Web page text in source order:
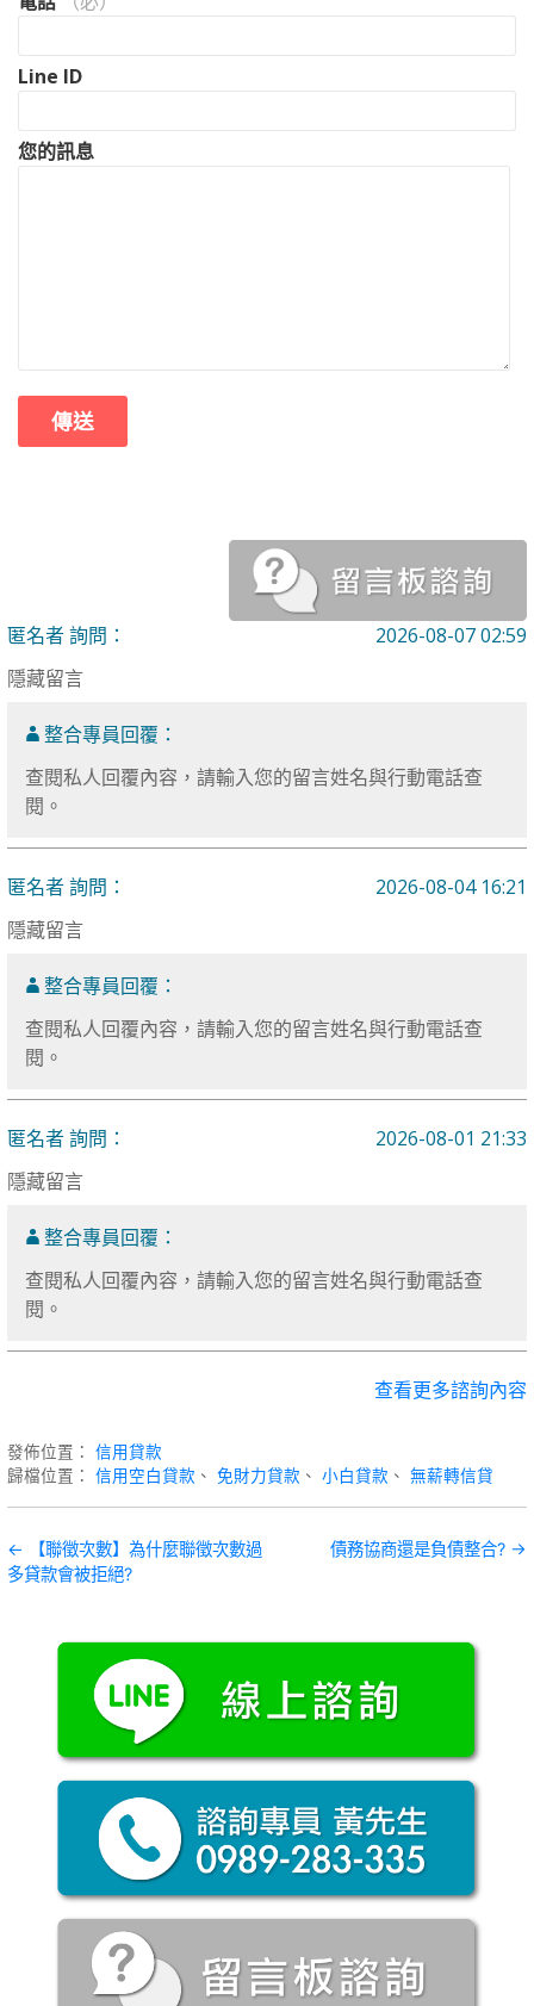
Line ID
您的訊息
匿名者 詢問：
2026-08-07 02:59
隱藏留言
整合專員回覆：
查閱私人回覆內容，請輸入您的留言姓名與行動電話查
閱。
匿名者 詢問：
2026-08-04 16:21
隱藏留言
整合專員回覆：
查閱私人回覆內容，請輸入您的留言姓名與行動電話查
閱。
匿名者 詢問：
2026-08-01 21:33
隱藏留言
整合專員回覆：
查閱私人回覆內容，請輸入您的留言姓名與行動電話查
閱。
查看更多諮詢內容
發佈位置：信用貸款
歸檔位置：信用空白貸款 、免財力貸款 、小白貸款 、無薪轉信貸
文
← 【聯徵次數】為什麼聯徵次數過
多貸款會被拒絕?
債務協商還是負債整合? →